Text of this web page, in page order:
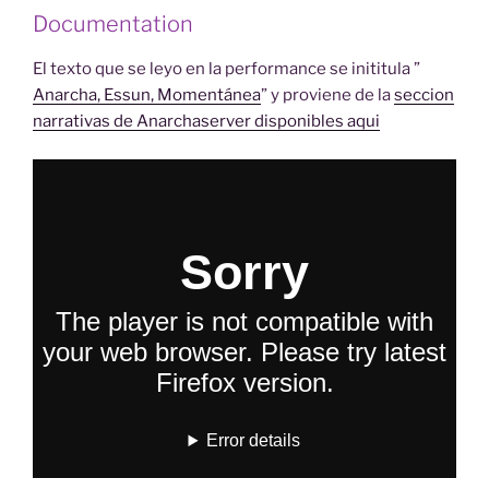
Documentation
El texto que se leyo en la performance se inititula ”
Anarcha, Essun, Momentánea” y proviene de laseccion
narrativas de Anarchaserver disponibles aqui